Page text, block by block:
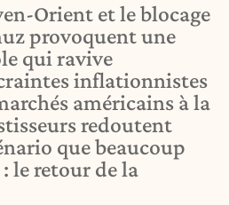
Orient et le blocage
provoquent une
qui ravive
inflationnistes
américains à la
redoutent
que beaucoup
le retour de la